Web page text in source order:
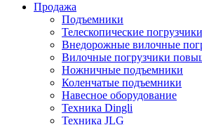
Продажа
Подъемники
Телескопические погрузчики
Внедорожные вилочные
Вилочные погрузчики
Ножничные подъемники
Коленчатые подъемники
Навесное оборудование
Техника Dingli
Техника JLG